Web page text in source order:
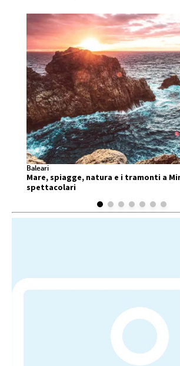
Baleari
Mare, spiagge, natura e i tramonti a
spettacolari